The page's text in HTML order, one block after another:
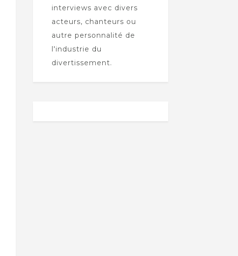
interviews avec divers
acteurs, chanteurs ou
autre personnalité de
l'industrie du
divertissement.